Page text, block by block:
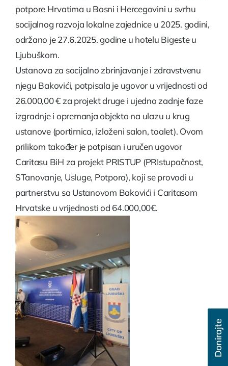
potpore Hrvatima u Bosni i Hercegovini u svrhu
socijalnog razvoja lokalne zajednice u 2025. godini,
održano je 27.6.2025. godine u hotelu Bigeste u
Ljubuškom.
Ustanova za socijalno zbrinjavanje i zdravstvenu
njegu Bakovići, potpisala je ugovor u vrijednosti od
26.000,00 € za projekt druge i ujedno zadnje faze
izgradnje i opremanja objekta na ulazu u krug
ustanove (portirnica, izloženi salon, toalet). Ovom
prilikom također je potpisan i uručen ugovor
Caritasu BiH za projekt PRISTUP (PRIstupačnost,
STanovanje, Usluge, Potpora), koji se provodi u
partnerstvu sa Ustanovom Bakovići i Caritasom
Hrvatske u vrijednosti od 64.000,00€.
Donirajte